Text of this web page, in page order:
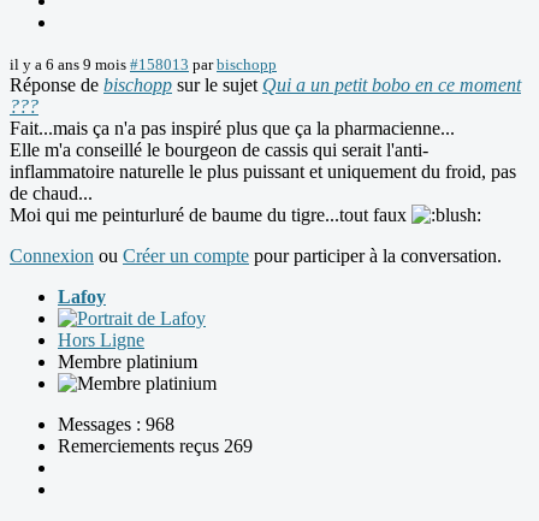
il y a 6 ans 9 mois #158013 parbischopp
Réponse de bischopp sur le sujet Qui a un petit bobo en ce moment
???
Fait...mais ça n'a pas inspiré plus que ça la pharmacienne...
Elle m'a conseillé le bourgeon de cassis qui serait l'anti-
inflammatoire naturelle le plus puissant et uniquement du froid, pas
de chaud...
Moi qui me peinturluré de baume du tigre...tout faux
Connexion ou Créer un compte pour participer à la conversation.
Lafoy
Hors Ligne
Membre platinium
Messages : 968
Remerciements reçus 269